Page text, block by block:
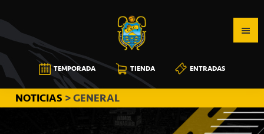
a
la
navegación
principal
al
contenido
principal
a
la
barra
lateral
principal
CB
CANARIAS
TEMPORADA TIENDA ENTRADAS
NOTICIAS > GENERAL